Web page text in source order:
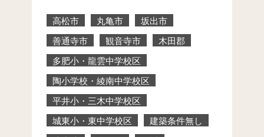
高松市 丸亀市
坂出市
善通寺市
観音寺市
木田郡
多肥小・龍雲中学校区
陶小学校・綾南中学校区
平井小・三木中学校区
城東小・東中学校区
建築条件無し